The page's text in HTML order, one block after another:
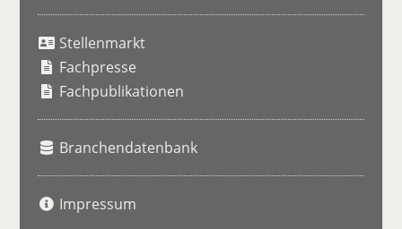
Stellenmarkt
Fachpresse
Fachpublikationen
Branchendatenbank
Impressum